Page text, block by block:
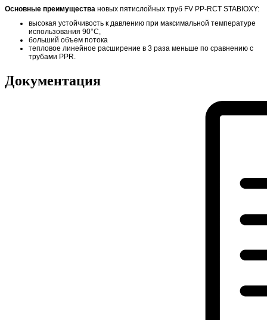
Основные преимущества новых пятислойных труб FV PP-RCT STABIOXY:
высокая устойчивость к давлению при максимальной температуре
использования 90°C,
больший объем потока
тепловое линейное расширение в 3 раза меньше по сравнению с
трубами PPR.
Документация